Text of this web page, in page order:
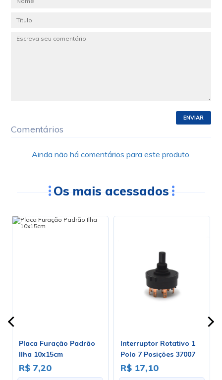
ENVIAR
Comentários
Ainda não há comentários para este produto.
Os mais acessados
Placa Furação Padrão
Ilha 10x15cm
R$ 7,20
Interruptor Rotativo 1
Polo 7 Posições 37007
A1B1E1S
R$ 17,10